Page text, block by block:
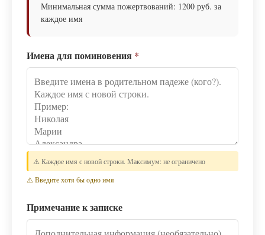
Минимальная сумма пожертвований: 1200 руб. за
каждое имя
Имена для поминовения *
⚠️ Каждое имя с новой строки. Максимум: не ограничено
⚠️ Введите хотя бы одно имя
Примечание к записке